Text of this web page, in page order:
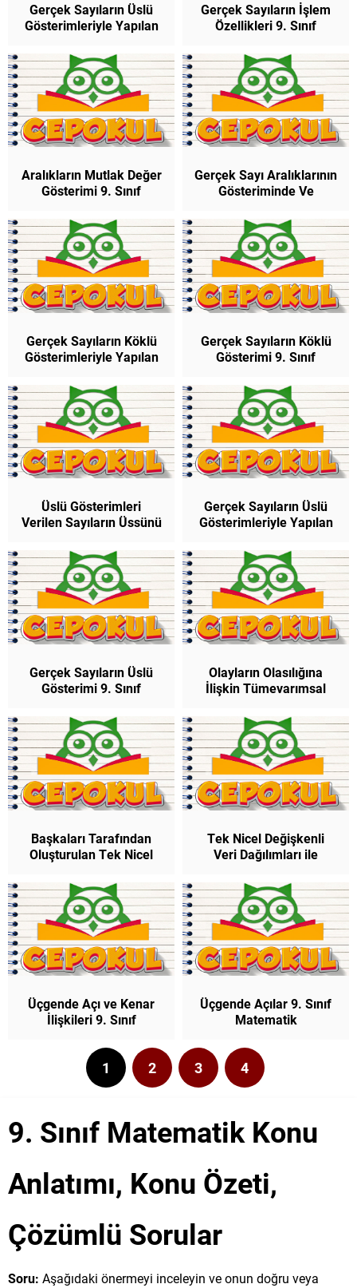
Gerçek Sayıların Üslü
Gösterimleriyle Yapılan
İşlemleri 9. Sınıf
Matematik
Gerçek Sayıların İşlem
Özellikleri 9. Sınıf
Aralıkların Mutlak Değer
Gösterimi 9. Sınıf
Gerçek Sayı Aralıklarının
Gösteriminde Ve
İşlemlerde Küme
Sembol Ve İşlemleri 9.
Sınıf Matematik
Gerçek Sayıların Köklü
Gösterimleriyle Yapılan
Çarpma ve Bölme
İşlemleri 9. Sınıf
Matematik
Gerçek Sayıların Köklü
Gösterimi 9. Sınıf
Üslü Gösterimleri
Verilen Sayıların Üssünü
Matematik
Gerçek Sayıların Üslü
Gösterimleriyle Yapılan
İşlemleri 9. Sınıf
Matematik
Gerçek Sayıların Üslü
Gösterimi 9. Sınıf
Olayların Olasılığına
İlişkin Tümevarımsal
Matematik
Başkaları Tarafından
Oluşturulan Tek Nicel
Dağılımlarına Dayalı
Sonuç veya Yorumları
Tartışabilme 9. Sınıf
Tek Nicel Değişkenli
Veri Dağılımları ile
Karar Verebilme 9. Sınıf
Matematik
Üçgende Açı ve Kenar
İlişkileri 9. Sınıf
Üçgende Açılar 9. Sınıf
Matematik
1 2 3 4
9. Sınıf Matematik Konu
Anlatımı, Konu Özeti,
Çözümlü Sorular
Soru: Aşağıdaki önermeyi inceleyin ve onun doğru veya